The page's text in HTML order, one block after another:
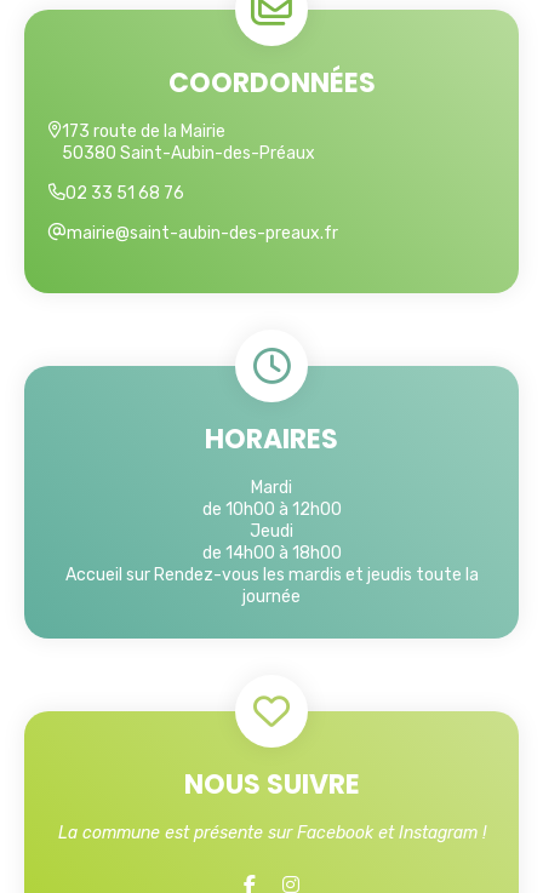
COORDONNÉES
173 route de la Mairie
50380 Saint-Aubin-des-Préaux
02 33 51 68 76
mairie@saint-aubin-des-preaux.fr
HORAIRES
Mardi
de 10h00 à 12h00
Jeudi
de 14h00 à 18h00
Accueil sur Rendez-vous les mardis et jeudis toute la
journée
NOUS SUIVRE
La commune est présente sur Facebook et Instagram !